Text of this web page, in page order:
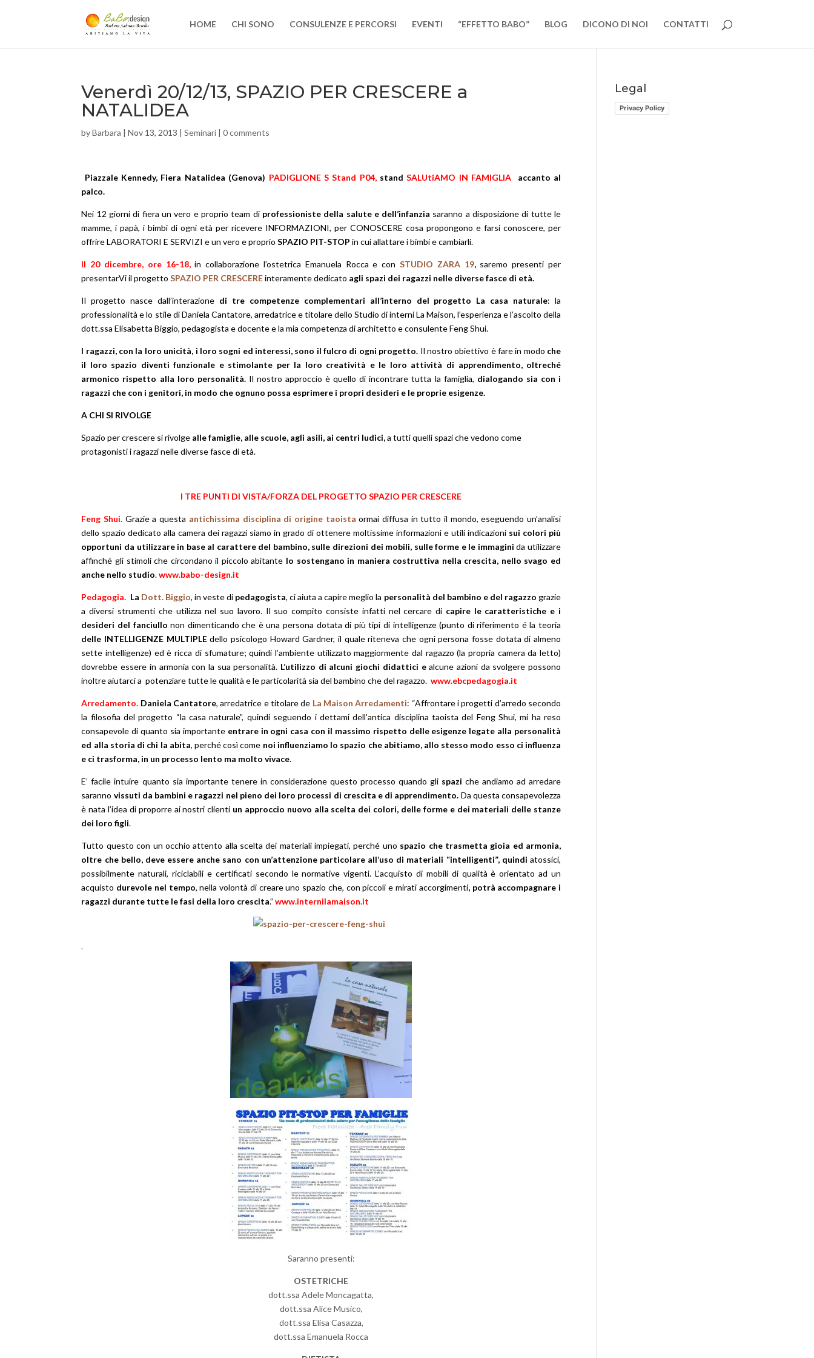
HOME CHI SONO CONSULENZE E PERCORSI EVENTI “EFFETTO BABO” BLOG DICONO DI NOI CONTATTI
Venerdì 20/12/13, SPAZIO PER CRESCERE a
NATALIDEA
byBarbara |Nov 13, 2013 |Seminari |0 comments
Piazzale Kennedy, Fiera Natalidea (Genova) PADIGLIONE S Stand P04, stand SALUtiAMO IN FAMIGLIA
accanto al
palco.
Nei 12 giorni di fiera un vero e proprio team di professioniste della salute e dell’infanzia saranno a disposizione di tutte le
mamme, i papà, i bimbi di ogni età per ricevere INFORMAZIONI, per CONOSCERE cosa propongono e farsi conoscere, per
offrire LABORATORI E SERVIZI e un vero e proprio SPAZIO PIT-STOP in cui allattare i bimbi e cambiarli.
Il 20 dicembre, ore 16-18,in collaborazione l’ostetrica Emanuela Rocca e conSTUDIO ZARA 19, saremo presenti per
presentarVi il progettoSPAZIO PER CRESCEREinteramente dedicato agli spazi dei ragazzi nelle diverse fasce di età.
Il progetto nasce dall’interazione di tre competenze complementari all’interno del progetto La casa naturale: la
professionalità e lo stile di Daniela Cantatore, arredatrice e titolare dello Studio di interni La Maison, l’esperienza e l’ascolto della
dott.ssa Elisabetta Biggio, pedagogista e docente e la mia competenza di architetto e consulente Feng Shui.
I ragazzi, con la loro unicità, i loro sogni ed interessi, sono il fulcro di ogni progetto. Il nostro obiettivo è fare in modo che
il loro spazio diventi funzionale e stimolante per la loro creatività e le loro attività di apprendimento, oltreché
armonico rispetto alla loro personalità.Il nostro approccio è quello di incontrare tutta la famiglia, dialogando sia con i
ragazzi che con i genitori, in modo che ognuno possa esprimere i propri desideri e le proprie esigenze.
A CHI SI RIVOLGE
Spazio per crescere si rivolge alle famiglie, alle scuole, agli asili, ai centri ludici,a tutti quelli spazi che vedono come
protagonisti i ragazzi nelle diverse fasce di età.
I TRE PUNTI DI VISTA/FORZA DEL PROGETTO SPAZIO PER CRESCERE
Feng Shui. Grazie a questa antichissima disciplina di origine taoista ormai diffusa in tutto il mondo, eseguendo un’analisi
dello spazio dedicato alla camera dei ragazzi siamo in grado di ottenere moltissime informazioni e utili indicazioni sui colori più
opportuni da utilizzare in base al carattere del bambino, sulle direzioni dei mobili, sulle forme e le immaginida utilizzare
affinché gli stimoli che circondano il piccolo abitante lo sostengano in maniera costruttiva nella crescita, nello svago ed
anche nello studio.www.babo-design.it
Pedagogia. La Dott. Biggio, in veste di pedagogista, ci aiuta a capire meglio la personalità del bambino e del ragazzograzie
a diversi strumenti che utilizza nel suo lavoro. Il suo compito consiste infatti nel cercare di capire le caratteristiche e i
desideri del fanciullonon dimenticando che è una persona dotata di più tipi di intelligenze (punto di riferimento é la teoria
delle INTELLIGENZE MULTIPLEdello psicologo Howard Gardner, il quale riteneva che ogni persona fosse dotata di almeno
sette intelligenze) ed è ricca di sfumature; quindi l’ambiente utilizzato maggiormente dal ragazzo (la propria camera da letto)
dovrebbe essere in armonia con la sua personalità. L’utilizzo di alcuni giochi didattici ealcune azioni da svolgere possono
inoltre aiutarci a potenziare tutte le qualità e le particolarità sia del bambino che del ragazzo.www.ebcpedagogia.it
Arredamento. Daniela Cantatore, arredatrice e titolare de La Maison Arredamenti: “Affrontare i progetti d’arredo secondo
la filosofia del progetto “la casa naturale”, quindi seguendo i dettami dell’antica disciplina taoista del Feng Shui, mi ha reso
consapevole di quanto sia importante entrare in ogni casa con il massimo rispetto delle esigenze legate alla personalità
ed alla storia di chi la abita, perché così come noi influenziamo lo spazio che abitiamo, allo stesso modo esso ci influenza
e ci trasforma, in un processo lento ma molto vivace.
E’ facile intuire quanto sia importante tenere in considerazione questo processo quando gli spazi che andiamo ad arredare
saranno vissuti da bambini e ragazzi nel pieno dei loro processi di crescita e di apprendimento. Da questa consapevolezza
è nata l’idea di proporre ai nostri clienti un approccio nuovo alla scelta dei colori, delle forme e dei materiali delle stanze
dei loro figli.
Tutto questo con un occhio attento alla scelta dei materiali impiegati, perché uno spazio che trasmetta gioia ed armonia,
oltre che bello, deve essere anche sano con un’attenzione particolare all’uso di materiali “intelligenti”, quindiatossici,
possibilmente naturali, riciclabili e certificati secondo le normative vigenti. L’acquisto di mobili di qualità è orientato ad un
acquisto durevole nel tempo, nella volontà di creare uno spazio che, con piccoli e mirati accorgimenti, potrà accompagnare i
ragazzi durante tutte le fasi della loro crescita.”www.internilamaison.it
.
Saranno presenti:
OSTETRICHE
dott.ssa Adele Moncagatta,
dott.ssa Alice Musico,
dott.ssa Elisa Casazza,
dott.ssa Emanuela Rocca
Legal
Privacy Policy